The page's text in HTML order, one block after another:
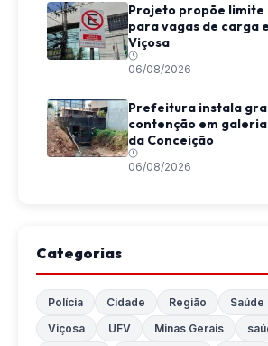
Projeto propõe limite
para vagas de carga
Viçosa
06/08/2026
Prefeitura instala
contenção em
da Conceição
06/08/2026
Categorias
Polícia Cidade Região
Saúde
Viçosa
UFV Minas Gerais